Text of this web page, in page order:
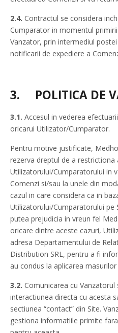
2.4. Contractul se considera
Cumparator in momentul
Vanzator, prin intermediul
notificarii de expediere a
3. POLITICA DE
3.1. Accesul in vederea
oricarui Utilizator/Cumparator.
Pentru motive justificate,
rezerva dreptul de a restrictiona
Utilizatorului/Cumparatorului in
Comenzi si/sau la unele din
cazul in care considera ca in
Utilizatorului/Cumparatorului pe
putea prejudicia in vreun fel
oricare dintre aceste cazuri,
adresa Departamentului de
Distribution SRL, pentru a fi
au condus la aplicarea
3.2. Comunicarea cu
interactiunea directa cu acesta
sectiunea “contact” din Site.
gestiona informatiile primite